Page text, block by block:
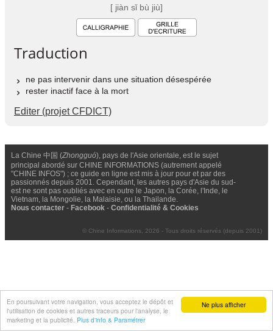
Ne plus afficher
En poursuivant votre navigation, vous acceptez le dépôt et
l'utilisation de cookies et autres traceurs pour l'analyse, le
marketing et la publicité. Plus d'info & Paramétrer
[ jiàn sǐ bù jiù]
Traduction
ne pas intervenir dans une situation désespérée
rester inactif face à la mort
Editer (projet CFDICT)
La Chine 中国 (Zhongguó), pays de l'Asie orientale, est le sujet
principal abordé sur CHINE INFORMATIONS (autrement appelé
"CHINE INFOS") ; ce guide en ligne est mis à jour pour et par des
passionnés depuis 2001. Cependant, les autres pays d'Asie du sud-
est ne sont pas oubliés avec en outre le Japon, la Corée, l'Inde, le
Vietnam, la Mongolie, la Malaisie, ou la Thailande.
Nous contacter - Facebook - Confidentialité & Cookies
© Chine Informations, 2026 - Tous droits réservés (depuis 2001)